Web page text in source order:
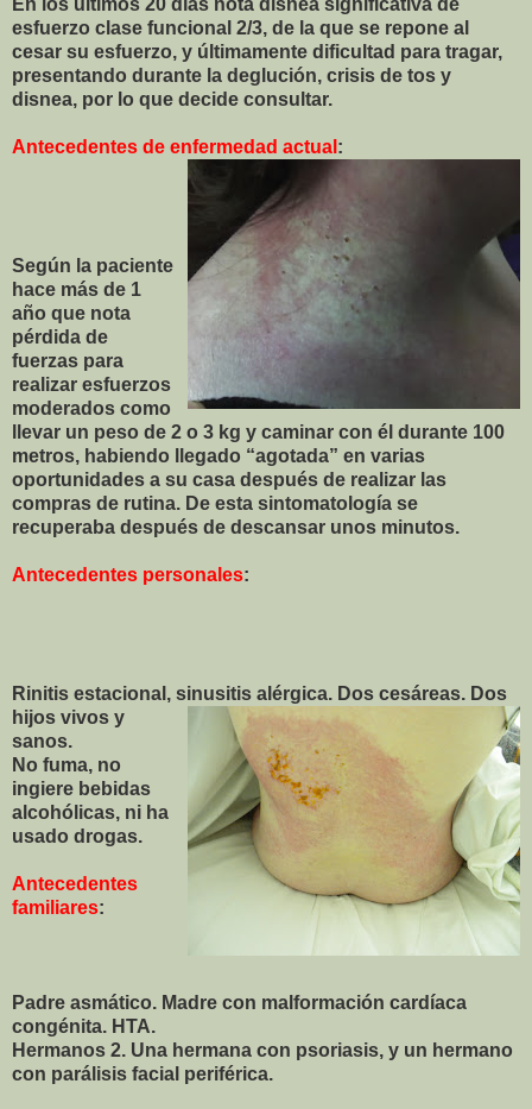
esfuerzo clase funcional 2/3, de la que se repone al
cesar su esfuerzo, y últimamente dificultad para tragar,
presentando durante la deglución, crisis de tos y
disnea, por lo que decide consultar.
Antecedentes de enfermedad actual :
Según la paciente
hace más de 1
año que nota
pérdida de
fuerzas para
realizar esfuerzos
moderados como
llevar un peso de 2 o 3 kg y caminar con él durante 100
metros, habiendo llegado “agotada” en varias
oportunidades a su casa después de realizar las
compras de rutina. De esta sintomatología se
recuperaba después de descansar unos minutos.
Antecedentes personales:
Rinitis estacional, sinusitis alérgica. Dos cesáreas. Dos
hijos vivos y
sanos.
No fuma, no
ingiere bebidas
alcohólicas, ni ha
usado drogas.
Antecedentes
familiares:
Padre asmático. Madre con malformación cardíaca
congénita. HTA.
Hermanos 2. Una hermana con psoriasis, y un hermano
con parálisis facial periférica.